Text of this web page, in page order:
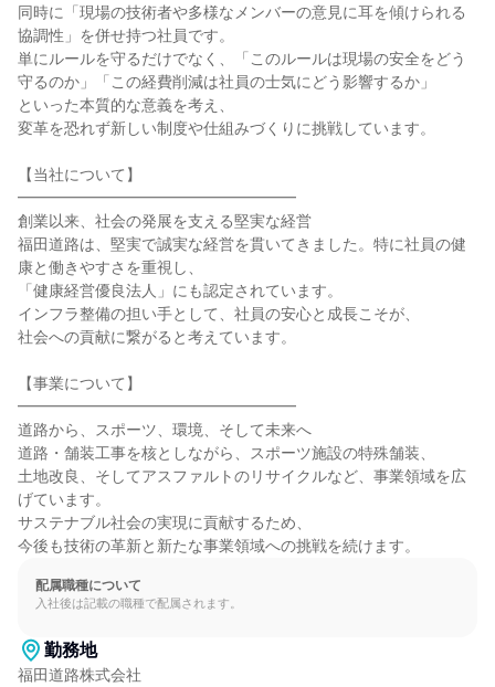
同時に「現場の技術者や多様なメンバーの意見に耳を傾けられる
協調性」を併せ持つ社員です。
単にルールを守るだけでなく、「このルールは現場の安全をどう
守るのか」「この経費削減は社員の士気にどう影響するか」
といった本質的な意義を考え、
変革を恐れず新しい制度や仕組みづくりに挑戦しています。
【当社について】
━━━━━━━━━━━━━━━━━━
創業以来、社会の発展を支える堅実な経営
福田道路は、堅実で誠実な経営を貫いてきました。特に社員の健
康と働きやすさを重視し、
「健康経営優良法人」にも認定されています。
インフラ整備の担い手として、社員の安心と成長こそが、
社会への貢献に繋がると考えています。
【事業について】
━━━━━━━━━━━━━━━━━━
道路から、スポーツ、環境、そして未来へ
道路・舗装工事を核としながら、スポーツ施設の特殊舗装、
土地改良、そしてアスファルトのリサイクルなど、事業領域を広
げています。
サステナブル社会の実現に貢献するため、
今後も技術の革新と新たな事業領域への挑戦を続けます。
配属職種について
入社後は記載の職種で配属されます。
勤務地
福田道路株式会社